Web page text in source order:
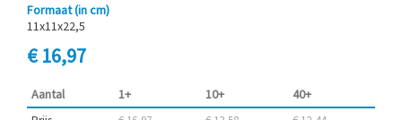
Formaat (in cm)
11x11x22,5
€ 16,97
Aantal 1+ 10+ 40+